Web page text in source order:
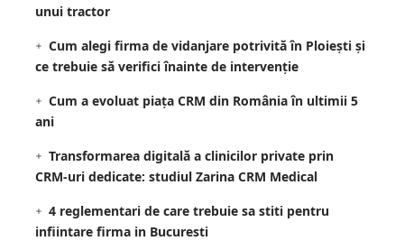
unui tractor
Cum alegi firma de vidanjare potrivită în Ploiești și
ce trebuie să verifici înainte de intervenție
Cum a evoluat piața CRM din România în ultimii 5
ani
Transformarea digitală a clinicilor private prin
CRM-uri dedicate: studiul Zarina CRM Medical
4 reglementari de care trebuie sa stiti pentru
infiintare firma in Bucuresti